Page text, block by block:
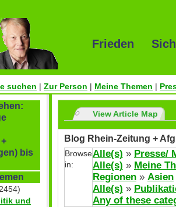
Frieden
suchen | Zur Person | Meine Themen |
bis
und
View Article Map
Blog Rhein-Zeitung +
Browse
in:
Alle(s) » Presse/
Alle(s) » Meine
Regionen » Asien
Alle(s) »
Any of these